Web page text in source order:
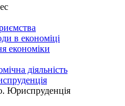
в економіці
економіки
діяльність
Юриспруденція